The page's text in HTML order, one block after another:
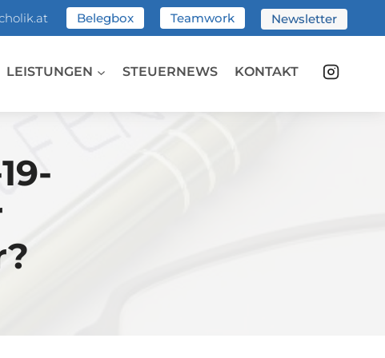
Belegbox Teamwork Newsletter
LEISTUNGEN STEUERNEWS KONTAKT